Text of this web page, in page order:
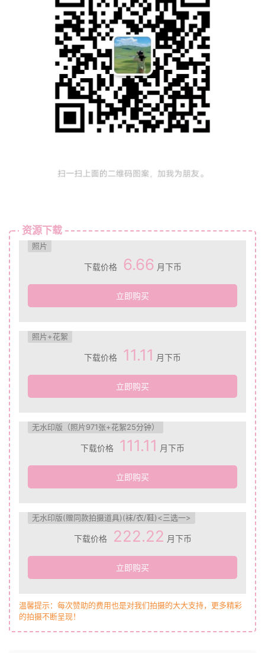
资源下载
照片
下载价格 6.66 月下币
立即购买
照片+花絮
下载价格 11.11 月下币
立即购买
无水印版（照片971张+花絮25分钟）
下载价格 111.11 月下币
立即购买
无水印版(赠同款拍摄道具)(袜/衣/鞋)<三选一>
下载价格 222.22 月下币
立即购买
温馨提示：每次赞助的费用也是对我们拍摄的大大支持，更多精彩
的拍摄不断呈现！